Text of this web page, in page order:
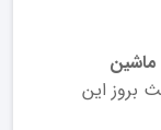
بروز این